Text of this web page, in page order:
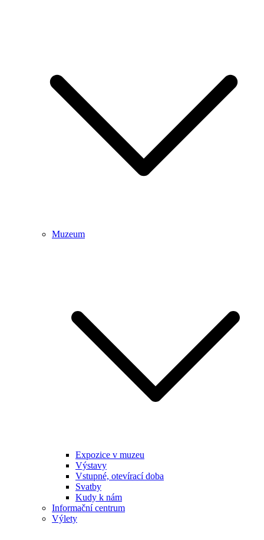
Muzeum
Expozice v muzeu
Výstavy
Vstupné, otevírací doba
Svatby
Kudy k nám
Informační centrum
Výlety